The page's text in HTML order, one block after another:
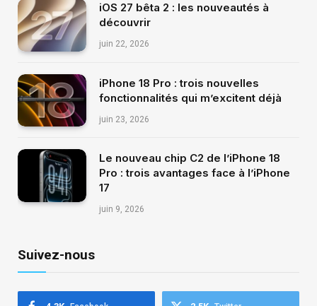
iOS 27 bêta 2 : les nouveautés à
découvrir
juin 22, 2026
iPhone 18 Pro : trois nouvelles
fonctionnalités qui m’excitent déjà
juin 23, 2026
Le nouveau chip C2 de l’iPhone 18
Pro : trois avantages face à l’iPhone
17
juin 9, 2026
Suivez-nous